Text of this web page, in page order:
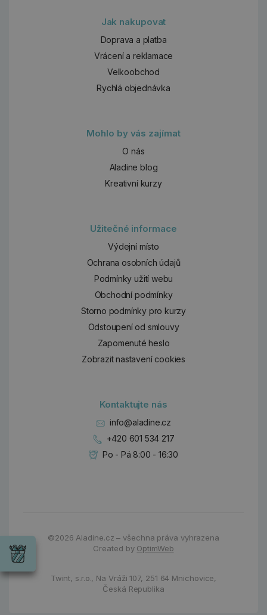
Jak nakupovat
Doprava a platba
Vrácení a reklamace
Velkoobchod
Rychlá objednávka
Mohlo by vás zajímat
O nás
Aladine blog
Kreativní kurzy
Užitečné informace
Výdejní místo
Ochrana osobních údajů
Podmínky užití webu
Obchodní podmínky
Storno podmínky pro kurzy
Odstoupení od smlouvy
Zapomenuté heslo
Zobrazit nastavení cookies
Kontaktujte nás
info@aladine.cz
+420 601 534 217
Po - Pá 8:00 - 16:30
©2026 Aladine.cz – všechna práva vyhrazena
Created by OptimWeb
Twint, s.r.o., Na Vráži 107, 251 64 Mnichovice,
Česká Republika
Wrendale
příležitost
Chci si vybrat